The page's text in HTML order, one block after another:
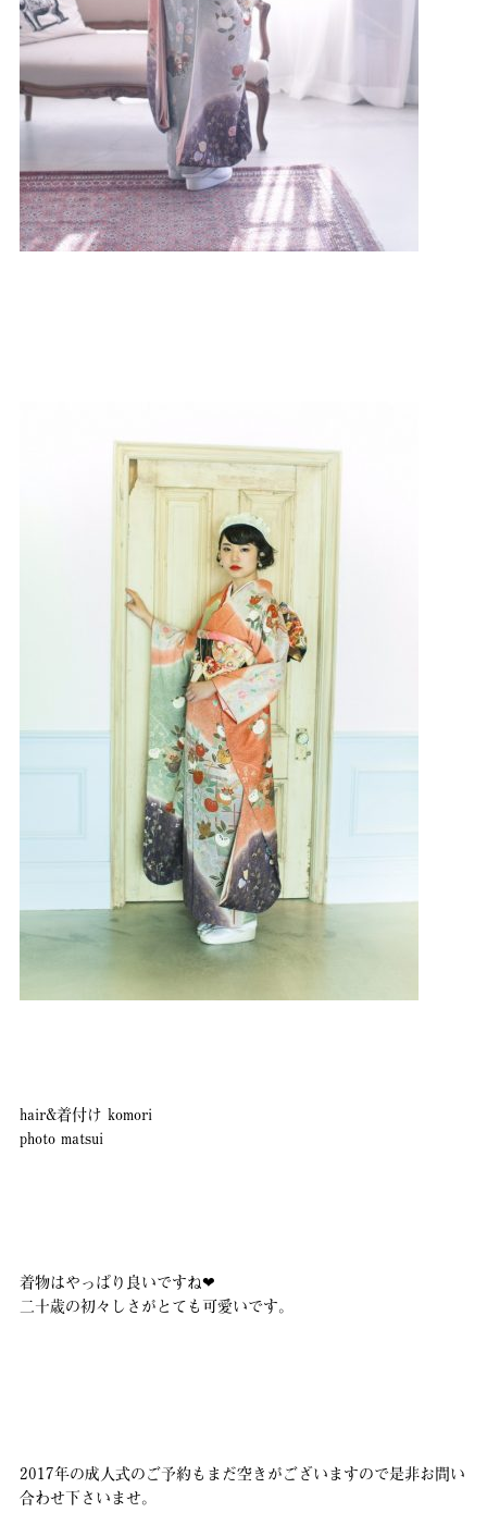
hair&着付け komori
photo matsui
着物はやっぱり良いですね❤︎
二十歳の初々しさがとても可愛いです。
2017年の成人式のご予約もまだ空きがございますので是非お問い
合わせ下さいませ。